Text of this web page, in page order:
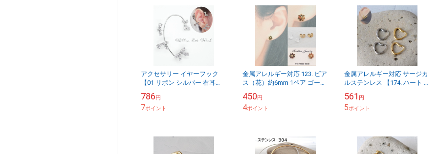
アクセサリー イヤーフック
【01 リボン シルバー 右耳
ーカフ 韓国 DIY 国内発送
786円
7ポイント
金属アレルギー対応 123. ピア
ス（花）約6mm 1ペア ゴール
内発送
450円
4ポイント
金属アレルギー対応 サージカ
ルステンレス 【174. ハート フ
ャッチレス オープンハート
メ...
561 円
5ポイント